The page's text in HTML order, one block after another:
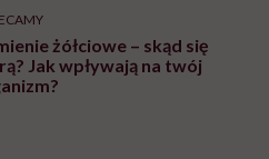
pracy
żółciowe – skąd się
Jak wpływają na twój